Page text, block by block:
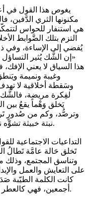
يغوص هذا القول في
مكنونها الثري الدَّفين،
هي استنفار للحواس
التزم بتلك الضَّوابط
يُفضي إلى الإساءة، وفي
«إن الشَّك يُثير
هذا السياق لا يعني
وغيبة ونميمة
وسَقطة أخلاقية لا
لفِكرة مريضة،
يَخلق وَهْماً يقعُ بين
وترصُّد، وكم من صُدورٍ
نبتة خبيثة تشوِّه نقاء النفوس وصفاء القلوب وجمال الحياة.
التداعيات الاجتماعية
تَخلق حَالة عامَّة تَطالُ
وتناسق المجتمع، وذلك
على التعايش والعمل
كانت الكلمة الطيّبة
أجمعين، فهي كالعطر الفوَّاح قد يمضي صاحبه وهو يمكث مكانه.